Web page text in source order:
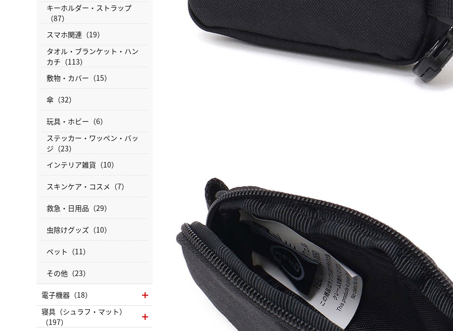
キーホルダー・ストラップ
（87）
スマホ関連（19）
タオル・ブランケット・ハン
カチ（113）
敷物・カバー（15）
傘（32）
玩具・ホビー（6）
ステッカー・ワッペン・バッ
ジ（23）
インテリア雑貨（10）
スキンケア・コスメ（7）
救急・日用品（29）
虫除けグッズ（10）
ペット（11）
その他（23）
電子機器（18）
寝具（シュラフ・マット）
（197）